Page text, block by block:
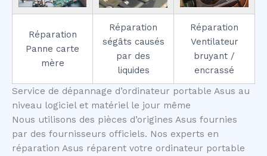
Réparation
Panne carte
mère
Réparation
ségâts causés
par des
liquides
Réparation
Ventilateur
bruyant /
encrassé
Service de dépannage d’ordinateur portable Asus au
niveau logiciel et matériel le jour même
Nous utilisons des pièces d’origines Asus fournies
par des fournisseurs officiels. Nos experts en
réparation Asus réparent votre ordinateur portable